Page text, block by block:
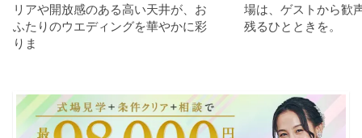
リアや開放感のある高い天井が、お
ふたりのウエディングを華やかに彩
りま
場は、ゲストから歓
残るひとときを。